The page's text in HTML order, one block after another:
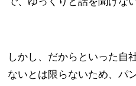
しかし、だからといった自
ないとは限らないため、パ